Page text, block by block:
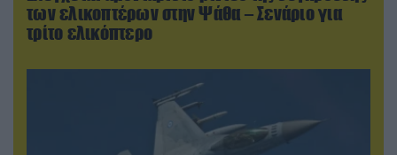
των ελικοπτέρων στην Ψάθα – Σενάριο για
τρίτο ελικόπτερο